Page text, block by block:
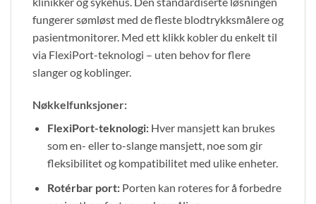
fungerer sømløst med de fleste blodtrykksmålere og
pasientmonitorer. Med ett klikk kobler du enkelt til
via FlexiPort-teknologi – uten behov for flere
slanger og koblinger.
Nøkkelfunksjoner:
FlexiPort-teknologi:Hver mansjett kan brukes
som en- eller to-slange mansjett, noe som gir
fleksibilitet og kompatibilitet med ulike enheter.
Rotérbar port:Porten kan roteres for å forbedre